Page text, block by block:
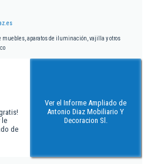
muebles, aparatos de iluminación, vajilla y otros
le
de
Ver el Informe Ampliado de
Antonio Diaz Mobiliario Y
Decoracion Sl.